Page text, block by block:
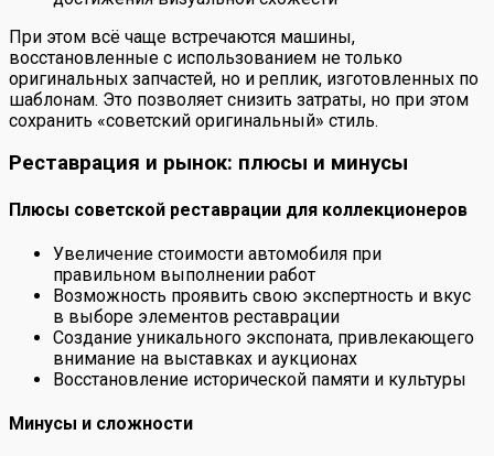
При этом всё чаще встречаются машины,
восстановленные с использованием не только
оригинальных запчастей, но и реплик, изготовленных по
шаблонам. Это позволяет снизить затраты, но при этом
сохранить «советский оригинальный» стиль.
Реставрация и рынок: плюсы и минусы
Плюсы советской реставрации для коллекционеров
Увеличение стоимости автомобиля при
правильном выполнении работ
Возможность проявить свою экспертность и вкус
в выборе элементов реставрации
Создание уникального экспоната, привлекающего
внимание на выставках и аукционах
Восстановление исторической памяти и культуры
Минусы и сложности